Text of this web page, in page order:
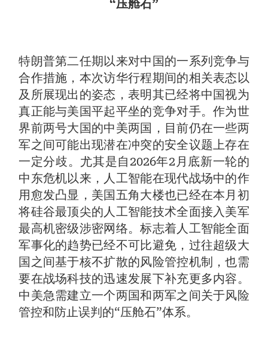
“压舱石”
特朗普第二任期以来对中国的一系列竞争与
合作措施，本次访华行程期间的相关表态以
及所展现出的姿态，表明其已经将中国视为
真正能与美国平起平坐的竞争对手。作为世
界前两号大国的中美两国，目前仍在一些两
军之间可能出现潜在冲突的安全议题上存在
一定分歧。尤其是自2026年2月底新一轮的
中东危机以来，人工智能在现代战场中的作
用愈发凸显，美国五角大楼也已经在本月初
将硅谷最顶尖的人工智能技术全面接入美军
最高机密级涉密网络。标志着人工智能全面
军事化的趋势已经不可比避免，过往超级大
国之间基于核不扩散的风险管控机制，也需
要在战场科技的迅速发展下补充更多内容。
中美急需建立一个两国和两军之间关于风险
管控和防止误判的“压舱石”体系。